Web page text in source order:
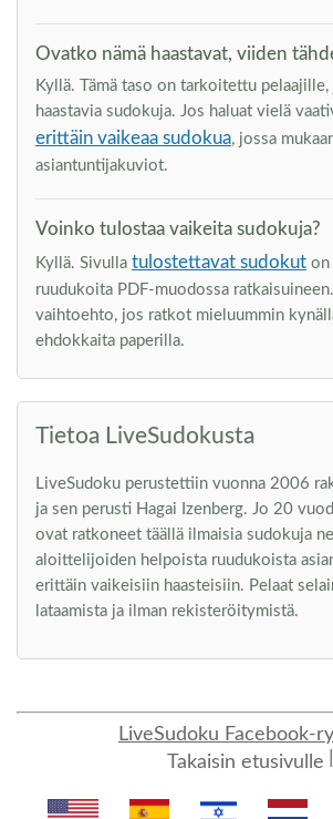
Ovatko nämä haastavat, viiden
Kyllä. Tämä taso on tarkoitettu
haastavia sudokuja. Jos haluat vielä
erittäin vaikeaa sudokua, jossa
asiantuntijakuviot.
Voinko tulostaa vaikeita sudokuja?
Kyllä. Sivulla tulostettavat sudokut on
ruudukoita PDF-muodossa
vaihtoehto, jos ratkot mieluummin
ehdokkaita paperilla.
Tietoa LiveSudokusta
LiveSudoku perustettiin vuonna 2006
ja sen perusti Hagai Izenberg. Jo 20
ovat ratkoneet täällä ilmaisia sudokuja
aloittelijoiden helpoista ruudukoista
erittäin vaikeisiin haasteisiin. Pelaat
lataamista ja ilman rekisteröitymistä.
LiveSudoku Facebook-
Takaisin etusivulle